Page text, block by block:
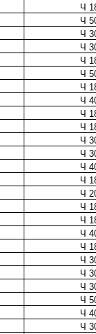
Ч
Ч
Ч
Ч
Ч
Ч
Ч
Ч
Ч
Ч
Ч
Ч
Ч
Ч
Ч
Ч
Ч
Ч
Ч
Ч
Ч
Ч
Ч
Ч
Ч